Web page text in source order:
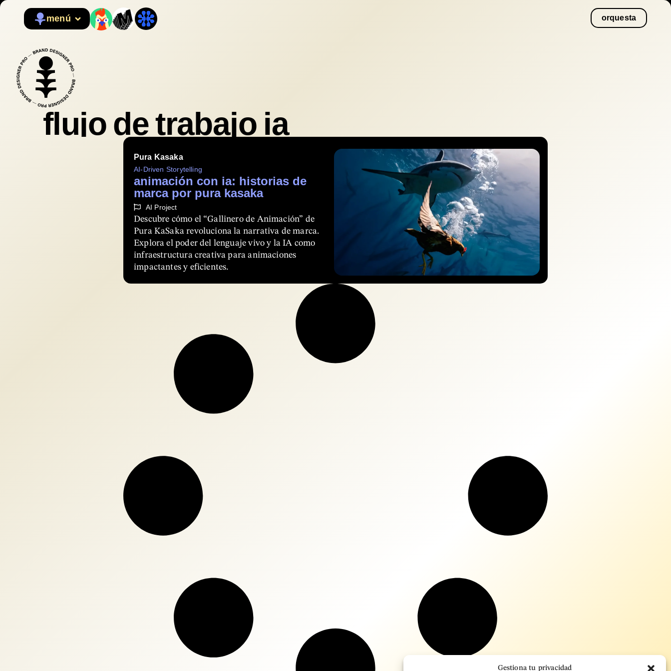
Gestiona tu privacidad
menú orquesta
flujo de trabajo ia
Pura Kasaka
AI-Driven Storytelling
animación con ia: historias de
marca por pura kasaka
AI Project
Descubre cómo el “Gallinero de Animación” de
Pura KaSaka revoluciona la narrativa de marca.
Explora el poder del lenguaje vivo y la IA como
infraestructura creativa para animaciones
impactantes y eficientes.